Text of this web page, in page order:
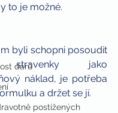
darů
postižených
to je možné.
byli schopni posoudit
stravenky jako
náklad, je potřeba
a držet se jí.